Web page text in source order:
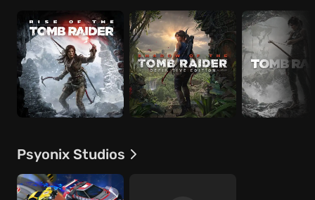
Psyonix Studios